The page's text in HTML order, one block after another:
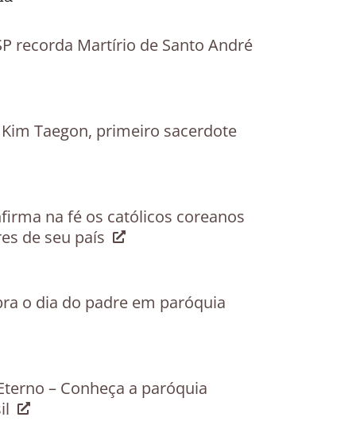
recorda Martírio de Santo André
Taegon, primeiro sacerdote
na fé os católicos coreanos
de seu país
o dia do padre em paróquia
– Conheça a paróquia